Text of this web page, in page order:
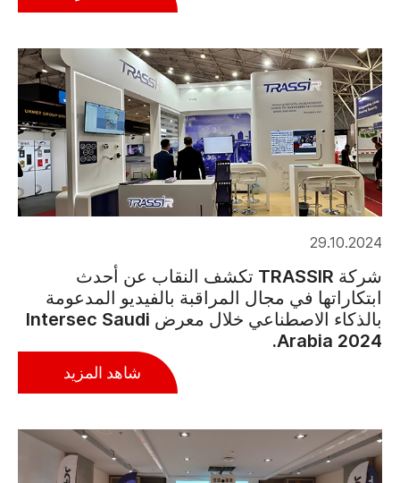
29.10.2024
شركة TRASSIR تكشف النقاب عن أحدث
ابتكاراتها في مجال المراقبة بالفيديو المدعومة
بالذكاء الاصطناعي خلال معرض Intersec Saudi
Arabia 2024.
شاهد المزيد